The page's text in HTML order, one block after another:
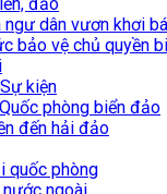
đảo
dân vươn khơi
bảo vệ chủ quyền
kiện
phòng biển đảo
đến hải đảo
quốc phòng